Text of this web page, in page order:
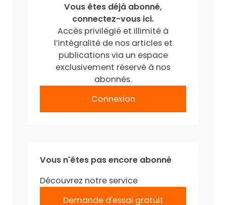
Vous êtes déjà abonné,
connectez-vous ici.
Accès privilégié et illimité à
l’intégralité de nos articles et
publications via un espace
exclusivement réservé à nos
abonnés.
Connexion
Vous n'êtes pas encore abonné
Découvrez notre service
Demande d'essai gratuit